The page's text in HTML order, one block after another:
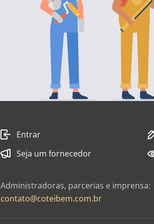
Entrar
Seja um fornecedor
Administradoras, parcerias e imprensa:
contato@coteibem.com.br